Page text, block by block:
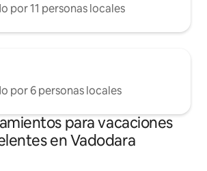
por 11 personas locales
por 6 personas locales
para vacaciones
en Vadodara